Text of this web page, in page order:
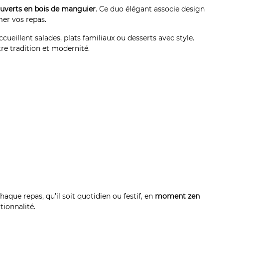
en bois de manguier. Ce duo élégant associe design
vos repas.
salades, plats familiaux ou desserts avec style.
tradition et modernité.
repas, qu’il soit quotidien ou festif, en moment zen